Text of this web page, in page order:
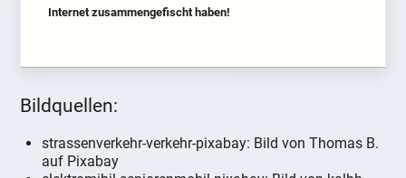
Internet zusammengefischt haben!
Bildquellen:
strassenverkehr-verkehr-pixabay: Bild von Thomas B.
auf Pixabay